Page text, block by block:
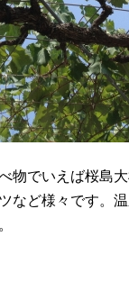
物でいえば桜島
など様々です。